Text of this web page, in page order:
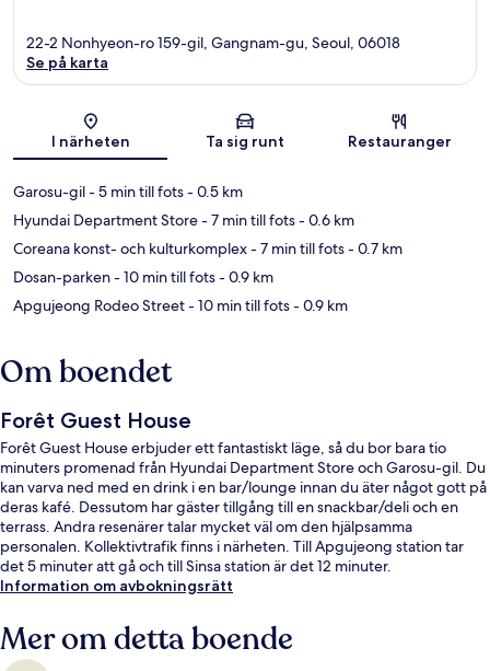
Karta
22-2 Nonhyeon-ro 159-gil, Gangnam-gu, Seoul, 06018
Se på karta
I närheten Ta sig runt Restauranger
Garosu-gil- 5 min till fots- 0.5 km
Hyundai Department Store- 7 min till fots- 0.6 km
Coreana konst- och kulturkomplex- 7 min till fots- 0.7 km
Dosan-parken- 10 min till fots- 0.9 km
Apgujeong Rodeo Street- 10 min till fots- 0.9 km
Om boendet
Forêt Guest House
Forêt Guest House erbjuder ett fantastiskt läge, så du bor bara tio
minuters promenad från Hyundai Department Store och Garosu-gil. Du
kan varva ned med en drink i en bar/lounge innan du äter något gott på
deras kafé. Dessutom har gäster tillgång till en snackbar/deli och en
terrass. Andra resenärer talar mycket väl om den hjälpsamma
personalen. Kollektivtrafik finns i närheten. Till Apgujeong station tar
det 5 minuter att gå och till Sinsa station är det 12 minuter.
Information om avbokningsrätt
Mer om detta boende